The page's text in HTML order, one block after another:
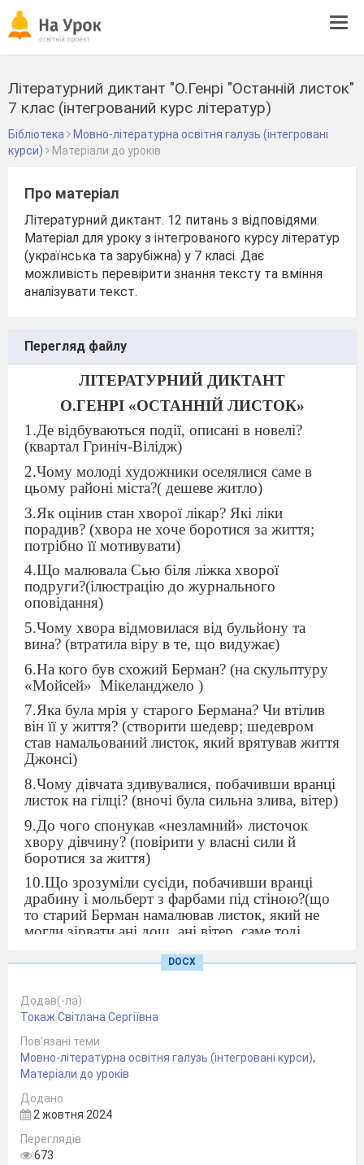
Літературний диктант "О.Генрі "Останній листок"
7 клас (інтегрований курс літератур)
Бібліотека
Мовно-літературна освітня галузь (інтегровані
курси)
Матеріали до уроків
Про матеріал
Літературний диктант. 12 питань з відповідями.
Матеріал для уроку з інтегрованого курсу літератур
(українська та зарубіжна) у 7 класі. Дає
можливість перевірити знання тексту та вміння
аналізувати текст.
Перегляд файлу
ЛІТЕРАТУРНИЙ ДИКТАНТ
О.ГЕНРІ «ОСТАННІЙ ЛИСТОК»
1.Де відбуваються події, описані в новелі?
(квартал Гриніч-Вілідж)
2.Чому молоді художники оселялися саме в
цьому районі міста?( дешеве житло)
3.Як оцінив стан хворої лікар? Які ліки
порадив? (хвора не хоче боротися за життя;
потрібно її мотивувати)
4.Що малювала Сью біля ліжка хворої
подруги?(ілюстрацію до журнального
оповідання)
5.Чому хвора відмовилася від бульйону та
вина? (втратила віру в те, що видужає)
6.На кого був схожий Берман? (на скульптуру
«Мойсей» Мікеланджело )
7.Яка була мрія у старого Бермана? Чи втілив
він її у життя? (створити шедевр; шедевром
став намальований листок, який врятував життя
Джонсі)
8.Чому дівчата здивувалися, побачивши вранці
листок на гілці? (вночі була сильна злива, вітер)
9.До чого спонукав «незламний» листочок
хвору дівчину? (повірити у власні сили й
боротися за життя)
10.Що зрозуміли сусіди, побачивши вранці
драбину і мольберт з фарбами під стіною?(що
то старий Берман намалював листок, який не
могли зірвати ані дощ, ані вітер, саме тоді
11. Кому завдячує зціленням Джонсі? (Берману
12.Чим заплатив за свій шедевр Берман? (своїм
DOCX
Додав(-ла)
Токаж Світлана Сергіївна
Пов’язані теми
Мовно-літературна освітня галузь (інтегровані курси),
Матеріали до уроків
Додано
2 жовтня 2024
Переглядів
673